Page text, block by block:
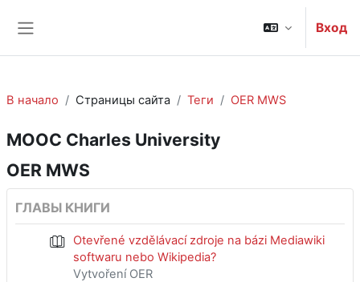
Вход
В начало Страницы сайта Теги OER MWS
MOOC Charles University
OER MWS
ГЛАВЫ КНИГИ
Otevřené vzdělávací zdroje na bázi Mediawiki
softwaru nebo Wikipedia?
Vytvoření OER